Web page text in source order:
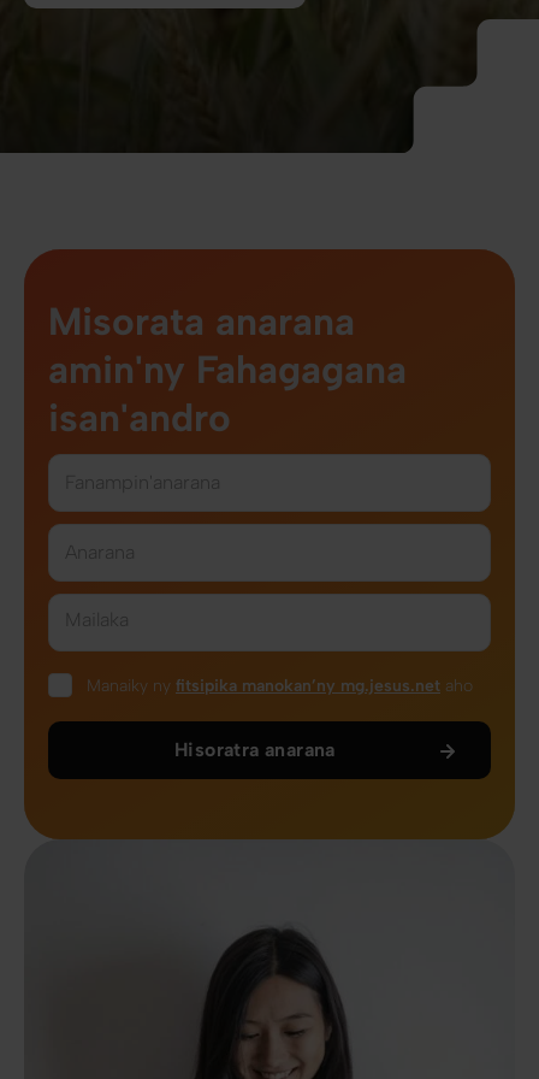
Misorata anarana
amin'ny Fahagagana
isan'andro
Fanampin'anarana
Anarana
Mailaka
Manaiky ny fitsipika manokan’ny mg.jesus.net aho
Hisoratra anarana